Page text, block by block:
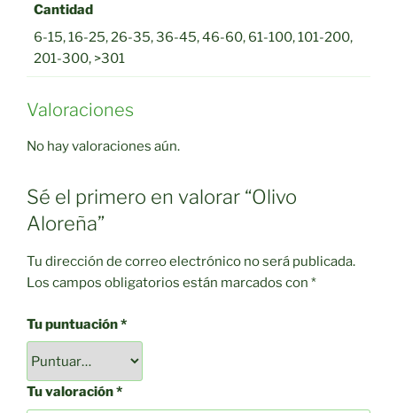
Cantidad
6-15, 16-25, 26-35, 36-45, 46-60, 61-100, 101-200,
201-300, >301
Valoraciones
No hay valoraciones aún.
Sé el primero en valorar “Olivo
Aloreña”
Tu dirección de correo electrónico no será publicada.
Los campos obligatorios están marcados con *
Tu puntuación*
Tu valoración*